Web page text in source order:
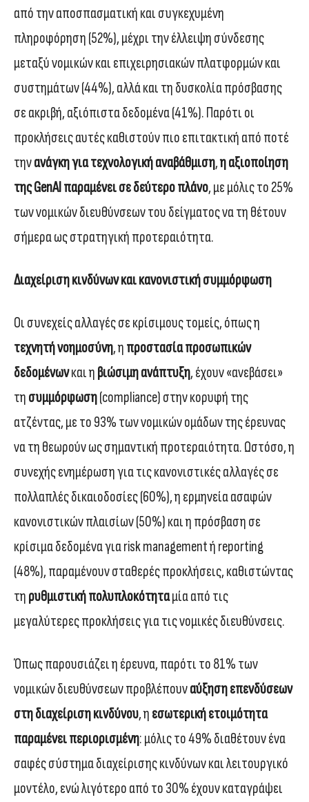
από την αποσπασματική και συγκεχυμένη
πληροφόρηση (52%), μέχρι την έλλειψη σύνδεσης
μεταξύ νομικών και επιχειρησιακών πλατφορμών και
συστημάτων (44%), αλλά και τη δυσκολία πρόσβασης
σε ακριβή, αξιόπιστα δεδομένα (41%). Παρότι οι
προκλήσεις αυτές καθιστούν πιο επιτακτική από ποτέ
τηνανάγκη για τεχνολογική αναβάθμιση,η αξιοποίηση
της GenAI παραμένει σε δεύτερο πλάνο, με μόλις το 25%
των νομικών διευθύνσεων του δείγματος να τη θέτουν
σήμερα ως στρατηγική προτεραιότητα.
Διαχείριση κινδύνων και κανονιστική συμμόρφωση
Οι συνεχείς αλλαγές σε κρίσιμους τομείς, όπως η
τεχνητή νοημοσύνη, η προστασία προσωπικών
δεδομένωνκαι η βιώσιμη ανάπτυξη, έχουν «ανεβάσει»
τη συμμόρφωση(compliance) στην κορυφή της
ατζέντας, με το 93% των νομικών ομάδων της έρευνας
να τη θεωρούν ως σημαντική προτεραιότητα. Ωστόσο, η
συνεχής ενημέρωση για τις κανονιστικές αλλαγές σε
πολλαπλές δικαιοδοσίες (60%), η ερμηνεία ασαφών
κανονιστικών πλαισίων (50%) και η πρόσβαση σε
κρίσιμα δεδομένα για risk management ή reporting
(48%), παραμένουν σταθερές προκλήσεις, καθιστώντας
τη ρυθμιστική πολυπλοκότηταμία από τις
μεγαλύτερες προκλήσεις για τις νομικές διευθύνσεις.
Όπως παρουσιάζει η έρευνα, παρότι το 81% των
νομικών διευθύνσεων προβλέπουναύξηση επενδύσεων
στη διαχείριση κινδύνου, η εσωτερική ετοιμότητα
παραμένει περιορισμένη: μόλις το 49% διαθέτουν ένα
σαφές σύστημα διαχείρισης κινδύνων και λειτουργικό
μοντέλο, ενώ λιγότερο από το 30% έχουν καταγράψει